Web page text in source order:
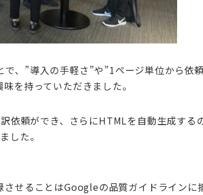
、”導入の手軽さ”や”1ページ単位から依
を持っていただきました。
依頼ができ、さらにHTMLを自動生成する
した。
せることはGoogleの品質ガイドラインに